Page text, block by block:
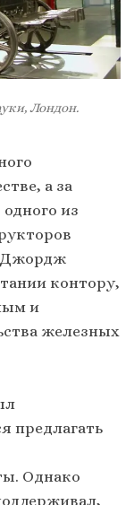
Лондон.
а за
из
Джордж
контору,
и
железных
предлагать
Однако